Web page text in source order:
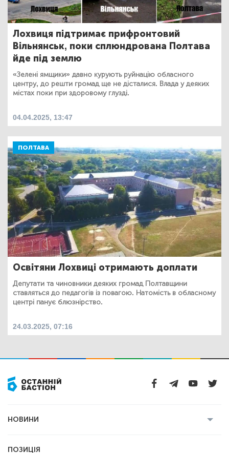
Лохвиця підтримає прифронтовий
Вільнянськ, поки сплюндрована Полтава
йде під землю
«Зелені ямщики» давно курують руйнацію обласного
центру, до решти громад ще не дісталися. Влада у деяких
містах поки при здоровому глузді.
04.04.2025, 13:47
ПОЛТАВА
Освітяни Лохвиці отримають доплати
Депутати та чиновники деяких громад Полтавщини
ставляться до педагогів із повагою. Натомість в обласному
центрі панує блюзнірство.
24.03.2025, 07:16
НОВИНИ
ПОЗИЦІЯ